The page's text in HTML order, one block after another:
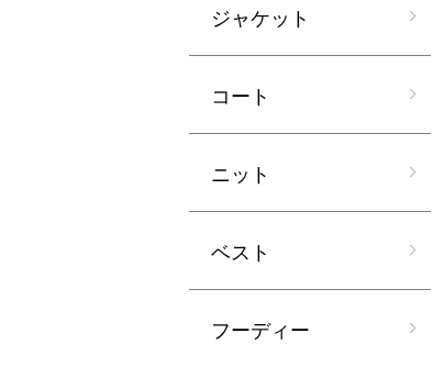
ジャケット
コート
ニット
ベスト
フーディー